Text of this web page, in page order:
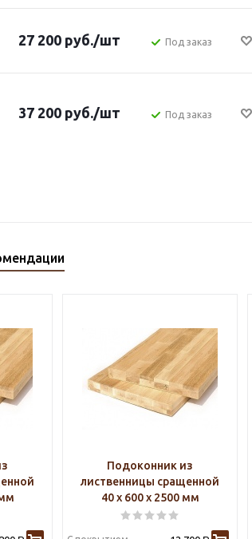
27 200 руб./шт Под заказ
37 200 руб./шт Под заказ
Подоконник из
лиственницы сращенной
40 х 600 х 2500 мм